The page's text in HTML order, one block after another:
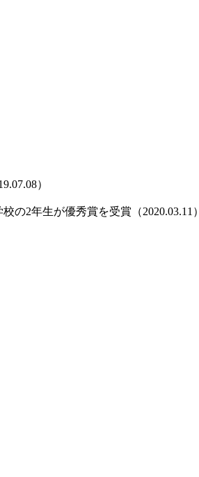
）
2年生が優秀賞を受賞（2020.03.11）